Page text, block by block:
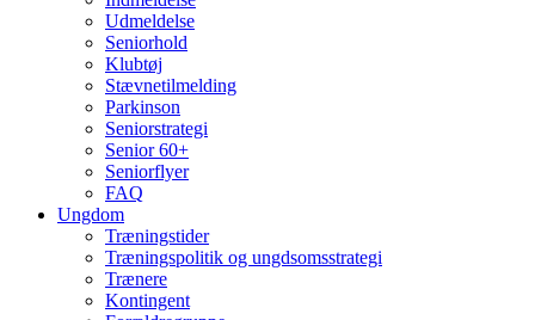
Udmeldelse
Seniorhold
Klubtøj
Stævnetilmelding
Parkinson
Seniorstrategi
Senior 60+
Seniorflyer
FAQ
Ungdom
Træningstider
Træningspolitik og ungdsomsstrategi
Trænere
Kontingent